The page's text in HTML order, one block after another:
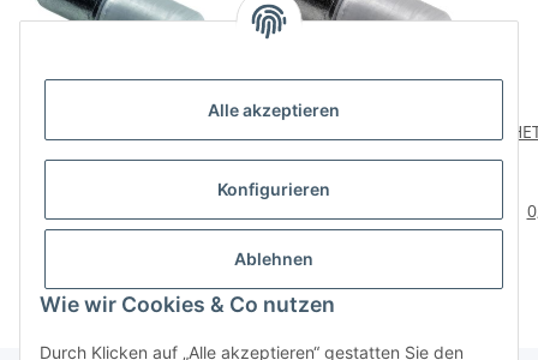
Alle akzeptieren
Konfigurieren
Ablehnen
Wie wir Cookies & Co nutzen
Durch Klicken auf „Alle akzeptieren“ gestatten Sie den
Glasbodenträger mit
Stück
Glasbodenträger mit
Stahlstift, 5mm,
Stück
2,98 €